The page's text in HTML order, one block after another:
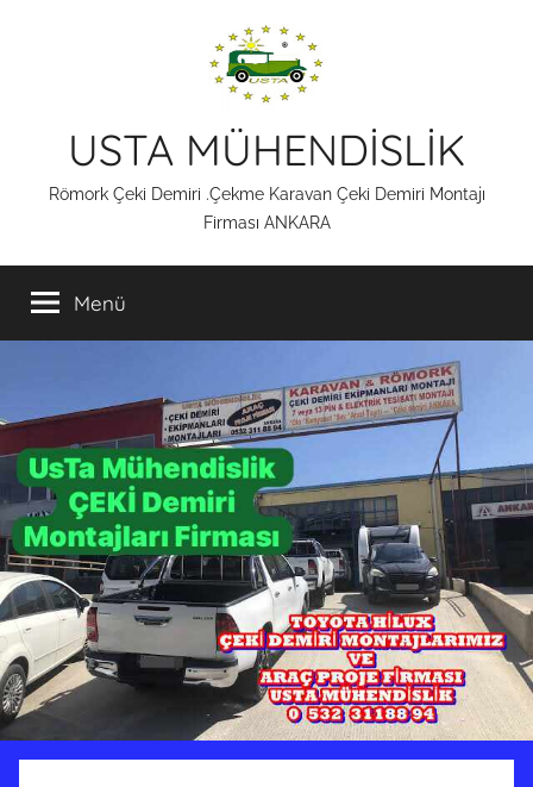
USTA MÜHENDİSLİK
Römork Çeki Demiri .Çekme Karavan Çeki Demiri Montajı
Firması ANKARA
Menü